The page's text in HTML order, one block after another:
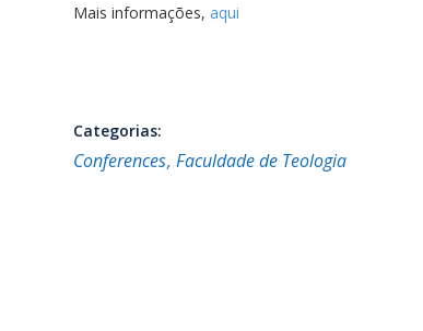
Mais informações, aqui
Categorias:
Conferences Faculdade de Teologia